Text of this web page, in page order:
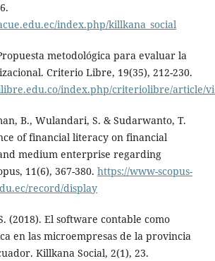
index.php/killkana_social
metodológica para evaluar la
Criterio Libre, 19(35), 212-230.
index.php/criteriolibre/article/
B., Wulandari, S. & Sudarwanto, T.
of financial literacy on financial
medium enterprise regarding
11(6), 367-380. https://www-scopus-
record/display
(2018). El software contable como
en las microempresas de la provincia
Killkana Social, 2(1), 23.